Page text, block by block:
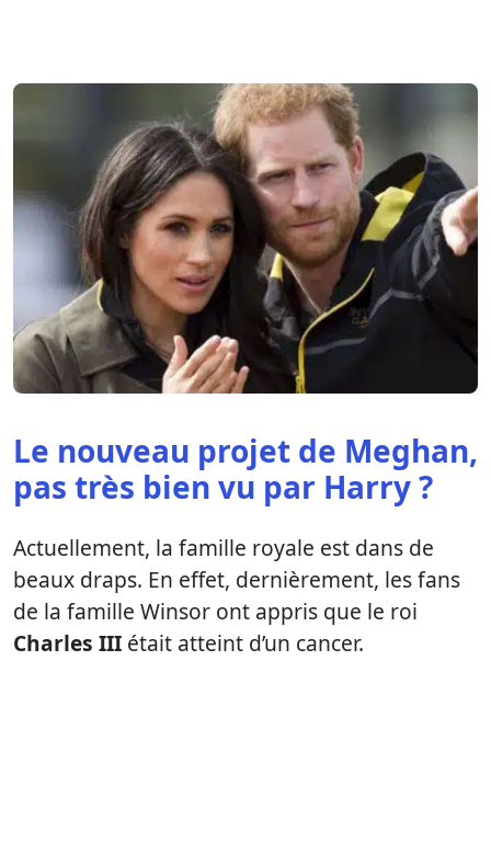
Le nouveau projet de Meghan,
pas très bien vu par Harry ?
Actuellement, la famille royale est dans de
beaux draps. En effet, dernièrement, les fans
de la famille Winsor ont appris que le roi
Charles III était atteint d’un cancer.